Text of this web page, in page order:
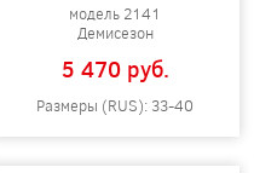
модель 2141
Демисезон
5 470 pуб.
Размеры (RUS): 33-40